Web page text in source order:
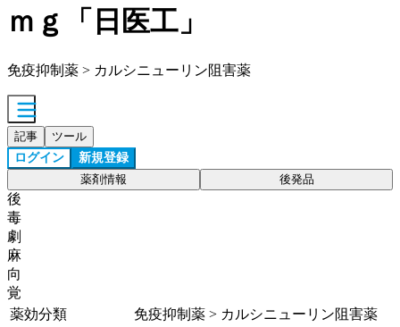
ｍｇ「日医工」
免疫抑制薬 > カルシニューリン阻害薬
記事 ツール
ログイン 新規登録
薬剤情報 後発品
後
毒
劇
麻
向
覚
薬効分類
免疫抑制薬 > カルシニューリン阻害薬